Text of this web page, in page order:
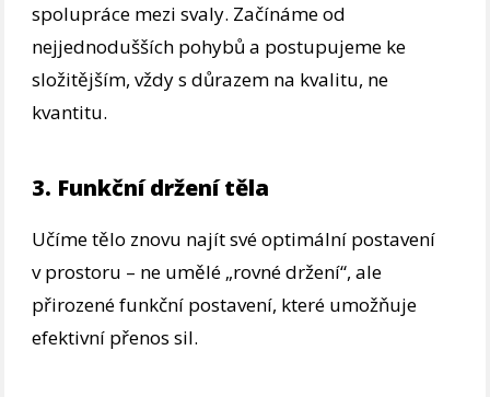
spolupráce mezi svaly. Začínáme od
nejjednodušších pohybů a postupujeme ke
složitějším, vždy s důrazem na kvalitu, ne
kvantitu.
3. Funkční držení těla
Učíme tělo znovu najít své optimální postavení
v prostoru – ne umělé „rovné držení“, ale
přirozené funkční postavení, které umožňuje
efektivní přenos sil.